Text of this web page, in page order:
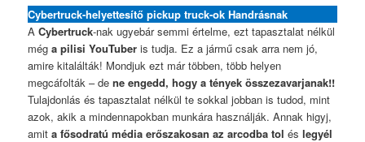
Cybertruck-helyettesítő pickup truck-ok Handrásnak
ACybertruck-nak ugyebár semmi értelme, ezt tapasztalat nélkül
méga pilisi YouTuber is tudja. Ez a jármű csak arra nem jó,
amire kitalálták! Mondjuk ezt már többen, több helyen
megcáfolták – dene engedd, hogy a tények összezavarjanak!!
Tulajdonlás és tapasztalat nélkül te sokkal jobban is tudod, mint
azok, akik a mindennapokban munkára használják. Annak higyj,
amita fősodratú média erőszakosan az arcodba tol éslegyél